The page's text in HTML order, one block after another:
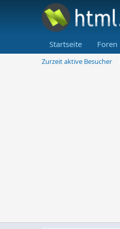
Startseite Foren
Zurzeit aktive Besucher